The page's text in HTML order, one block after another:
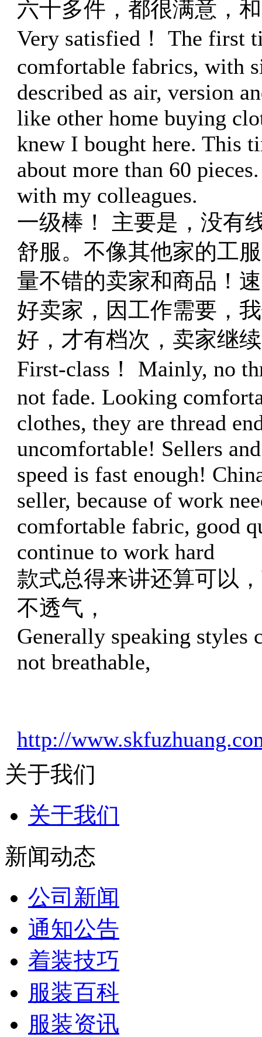
六十多件，都很满意，
Very satisfied！ The first
comfortable fabrics, with
described as air, version
like other home buying
knew I bought here. This
about more than 60
with my colleagues.
一级棒！ 主要是，没有
舒服。不像其他家的工
量不错的卖家和商品！
好卖家，因工作需要，
好，才有档次，卖家继
First-class！ Mainly, no
not fade. Looking
clothes, they are thread
uncomfortable! Sellers
speed is fast enough!
seller, because of work
comfortable fabric, good
continue to work hard
款式总得来讲还算可以
不透气，
Generally speaking styles
not breathable,
http://
关于我们
关于我们
新闻动态
公司新闻
通知公告
着装技巧
服装百科
服装资讯